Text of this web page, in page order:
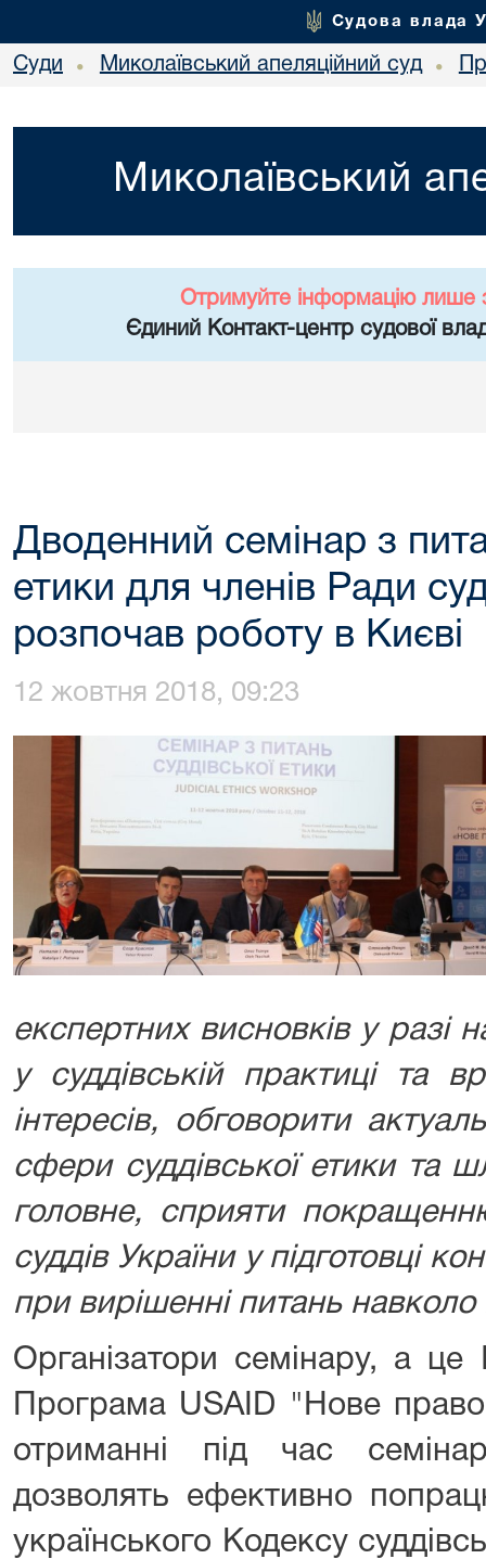
Судова влада
Суди • Миколаївський апеляційний суд •
Миколаївський
Отримуйте інформацію лише
Єдиний Контакт-центр судової
Дводенний семінар з
етики для членів Ради
розпочав роботу в Києві
12 жовтня 2018, 09:23
експертних висновків у разі
у суддівській практиці та
інтересів, обговорити
сфери суддівської етики та
головне, сприяти
суддів України у підготовці
при вирішенні питань навколо
Організатори семінару, а це
Програма USAID "Нове
отриманні під час
дозволять ефективно
українського Кодексу